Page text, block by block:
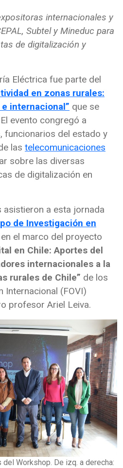
internacionales y
Subtel y Mineduc para
de digitalización y
Eléctrica fue parte del
en zonas rurales:
internacional” que se
evento congregó a
funcionarios del estado y
las telecomunicaciones
sobre las diversas
de digitalización en
asistieron a esta jornada
de Investigación en
en el marco del proyecto
en Chile: Aportes del
internacionales a la
rurales de Chile” de los
Internacional (FOVI)
profesor Ariel Leiva.
Workshop. De izq. a derecha: